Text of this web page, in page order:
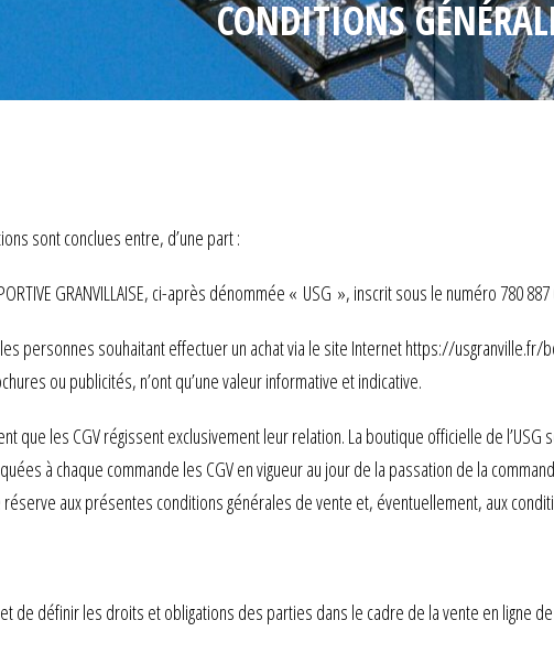
CONDITIONS
sont conclues entre, d’une part :
GRANVILLAISE, ci-après dénommée « USG », inscrit sous le numéro 780
personnes souhaitant effectuer un achat via le site Internet https://
ou publicités, n’ont qu’une valeur informative et indicative.
que les CGV régissent exclusivement leur relation. La boutique officielle de
à chaque commande les CGV en vigueur au jour de la passation de la
aux présentes conditions générales de vente et, éventuellement, aux
de définir les droits et obligations des parties dans le cadre de la vente en ligne